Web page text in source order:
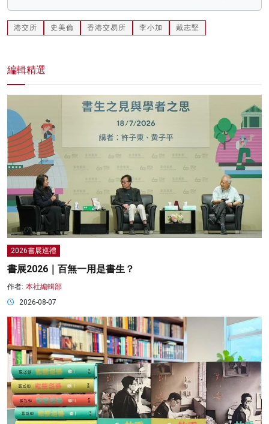
港交所 史美倫 香港交易所 李小加 戴志堅
編輯精選
2026書展巡禮
書展2026｜百無一用是書生？
作者: 本社編輯部
2026-08-07